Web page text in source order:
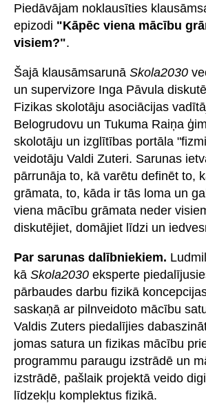
Piedāvājam noklausīties
epizodi "Kāpēc viena mācību
visiem?".
Šajā klausāmsarunā Skola2030
un supervizore Inga Pāvula
Fizikas skolotāju asociācijas
Belogrudovu un Tukuma Raiņa
skolotāju un izglītības portāla
veidotāju Valdi Zuteri. Sarunas
pārrunāja to, kā varētu definēt to,
grāmata, to, kāda ir tās loma un
viena mācību grāmata neder
diskutējiet, domājiet līdzi un
Par sarunas dalībniekiem.
kā Skola2030 eksperte
pārbaudes darbu fizikā
saskaņā ar pilnveidoto mācību
Valdis Zuters piedalījies
jomas satura un fizikas mācību
programmu paraugu izstrādē un
izstrādē, pašlaik projektā veido
līdzekļu komplektus fizikā.